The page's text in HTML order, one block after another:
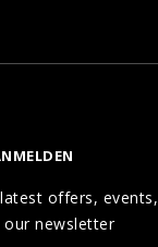
offers, events,
our newsletter